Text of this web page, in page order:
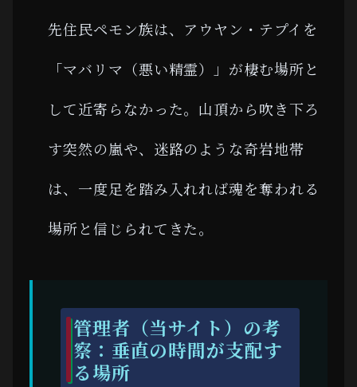
先住民ペモン族は、アウヤン・テプイを
「マバリマ（悪い精霊）」が棲む場所と
して近寄らなかった。山頂から吹き下ろ
す突然の嵐や、迷路のような奇岩地帯
は、一度足を踏み入れれば魂を奪われる
場所と信じられてきた。
管理者（当サイト）の考
察：垂直の時間が支配す
る場所